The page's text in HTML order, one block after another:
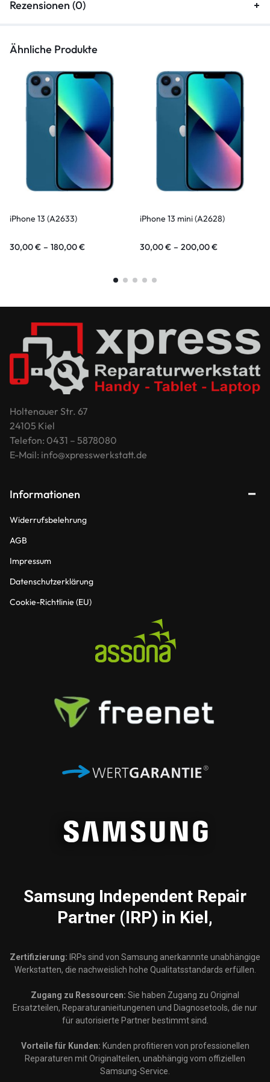
Rezensionen (0)
Ähnliche Produkte
iPhone 13 (A2633)
30,00€ – 180,00€
iPhone 13 mini (A2628)
30,00€ – 200,00€
Holtenauer Str. 67
24105 Kiel
Telefon: 0431 – 5878080
E-Mail: info@xpresswerkstatt.de
Informationen
Widerrufsbelehrung
AGB
Impressum
Datenschutzerklärung
Cookie-Richtlinie (EU)
Samsung Independent Repair
Partner (IRP) in Kiel,
Zertifizierung: IRPs sind von Samsung anerkannnte unabhängige
Werkstatten, die nachweislich hohe Qualitatsstandards erfüllen.
Zugang zu Ressourcen: Sie haben Zugang zu Original
Ersatzteilen, Reparaturanieitungenen und Diagnosetools, die nur
für autorisierte Partner bestimmt sind.
Vorteile für Kunden: Kunden profitieren von professionellen
Reparaturen mit Originalteilen, unabhängig vom offiziellen
Samsung-Service.